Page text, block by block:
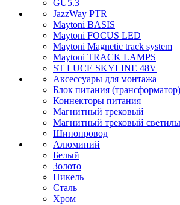
GU5.3
JazzWay PTR
Maytoni BASIS
Maytoni FOCUS LED
Maytoni Magnetic track system
Maytoni TRACK LAMPS
ST LUCE SKYLINE 48V
Аксессуары для монтажа
Блок питания (трансформатор)
Коннекторы питания
Магнитный трековый
Магнитный трековый
Шинопровод
Алюминий
Белый
Золото
Никель
Сталь
Хром